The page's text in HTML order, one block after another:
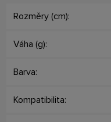
Rozměry (cm):
Váha (g):
Barva:
Kompatibilita: